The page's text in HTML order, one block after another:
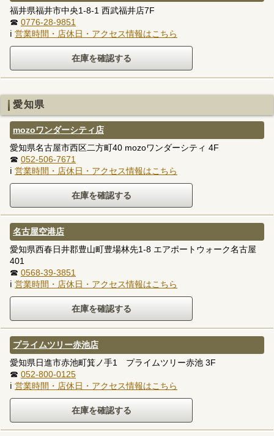
福井県福井市中央1-8-1 西武福井店7F
☎ 0776-28-9851
ℹ 営業時間・店休日・アクセス情報はこちら
愛知県
mozoワンダーシティ店
愛知県名古屋市西区二方町40 mozoワンダーシティ 4F
☎ 052-506-7671
ℹ 営業時間・店休日・アクセス情報はこちら
名古屋空港店
愛知県西春日井郡豊山町豊場林先1-8 エアポートウォーク名古屋
401
☎ 0568-39-3851
ℹ 営業時間・店休日・アクセス情報はこちら
プライムツリー赤池店
愛知県日進市赤池町箕ノ手1 プライムツリー赤池 3F
☎ 052-800-0125
ℹ 営業時間・店休日・アクセス情報はこちら